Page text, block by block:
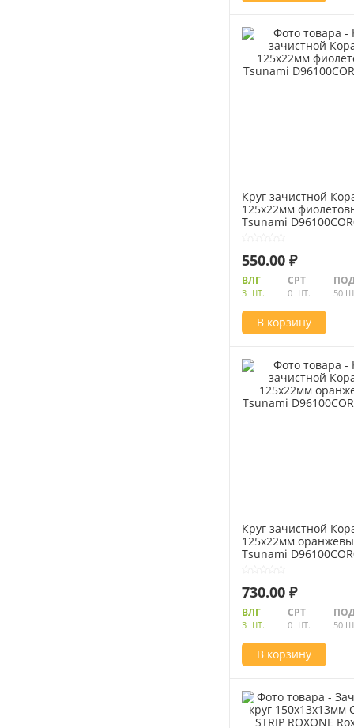
Круг зачистной
125x22мм
Tsunami
550.00 ₽
ВЛГ
3 ШТ.
СРТ
0 ШТ. 50
В корзину
Круг зачистной
125x22мм
Tsunami
730.00 ₽
ВЛГ
3 ШТ.
СРТ
0 ШТ. 50
В корзину